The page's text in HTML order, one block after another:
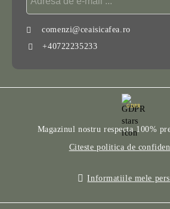
comenzi@ceaisicafea.ro
+40722235233
GDPR
Magazinul nostru respecta 100%
Citeste politica de
Informatiile mele